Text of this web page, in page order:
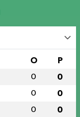
O P
0 0
0 0
0 0